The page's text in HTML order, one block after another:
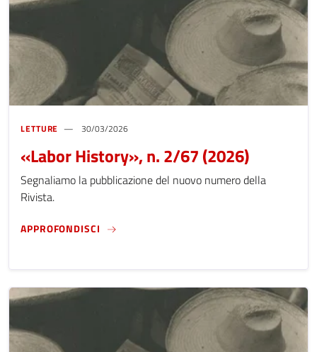
LETTURE 30/03/2026
«Labor History», n. 2/67 (2026)
Segnaliamo la pubblicazione del nuovo numero della
Rivista.
APPROFONDISCI «LABOR HISTORY», N. 2/67 (2026)